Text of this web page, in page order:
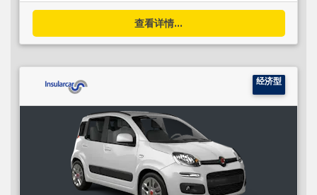
查看详情...
经济型